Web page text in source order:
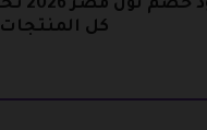
كل المنتجات